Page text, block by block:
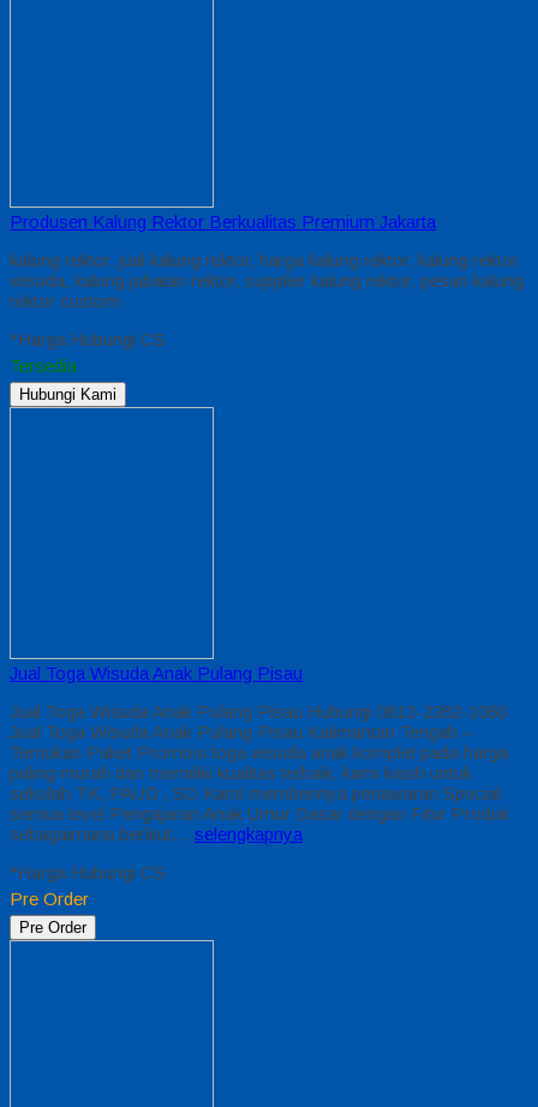
Produsen Kalung Rektor Berkualitas Premium Jakarta
kalung rektor, jual kalung rektor, harga kalung rektor, kalung rektor
wisuda, kalung jabatan rektor, supplier kalung rektor, pesan kalung
rektor custom
*Harga Hubungi CS
Tersedia
Hubungi Kami
Jual Toga Wisuda Anak Pulang Pisau
Jual Toga Wisuda Anak Pulang Pisau Hubungi 0812-2282-1060
Jual Toga Wisuda Anak Pulang Pisau Kalimantan Tengah –
Temukan Paket Promosi toga wisuda anak komplet pada harga
paling murah dan memiliki kualitas terbaik, kami kasih untuk
sekolah TK, PAUD , SD Kami memberinya penawaran Special
semua level Pengajaran Anak Umur Dasar dengan Fitur Produk
sebagaimana berikut… selengkapnya
*Harga Hubungi CS
Pre Order
Pre Order